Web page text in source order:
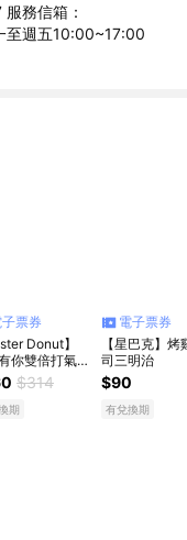
務信箱：
至週五10:00~17:00
子票券
Donut】
你雙倍打氣
茶組合好禮即
甜圈)
$314
期
電子票券
【星巴克】烤
司三明治
$90
有兌換期